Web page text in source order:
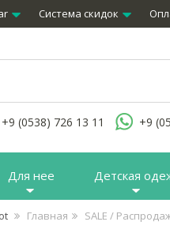
Система скидок
+9 (0538) 726 13 11 +9
Для нее Детская
Главная SALE /